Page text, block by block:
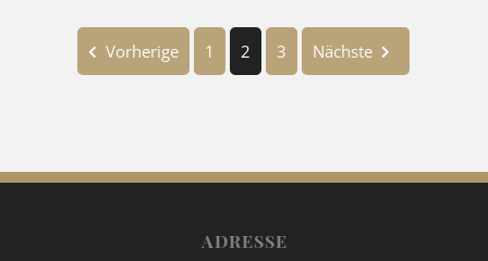
Vorherige 1 2 3 Nächste
ADRESSE